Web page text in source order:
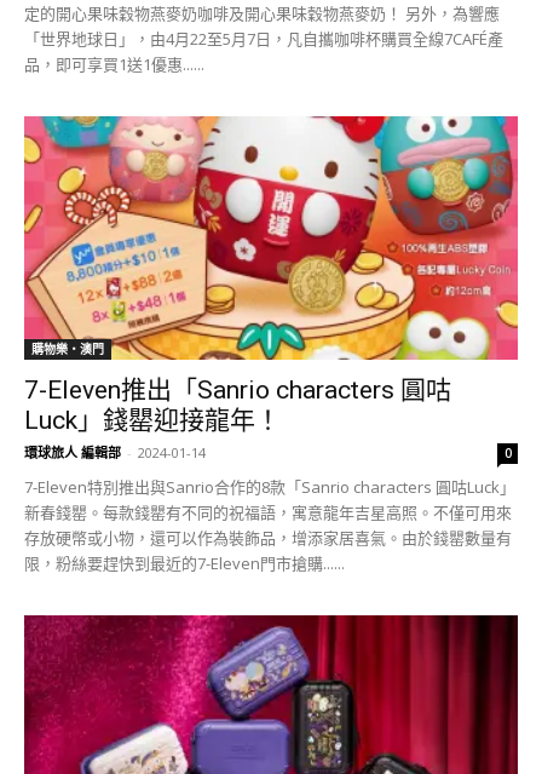
定的開心果味穀物燕麥奶咖啡及開心果味穀物燕麥奶！ 另外，為響應
「世界地球日」，由4月22至5月7日，凡自攜咖啡杯購買全線7CAFÉ產
品，即可享買1送1優惠......
購物樂‧澳門
7-Eleven推出「Sanrio characters 圓咕
Luck」錢罌迎接龍年！
環球旅人 編輯部 - 2024-01-14 0
7-Eleven特別推出與Sanrio合作的8款「Sanrio characters 圓咕Luck」
新春錢罌。每款錢罌有不同的祝福語，寓意龍年吉星高照。不僅可用來
存放硬幣或小物，還可以作為裝飾品，增添家居喜氣。由於錢罌數量有
限，粉絲要趕快到最近的7-Eleven門市搶購......